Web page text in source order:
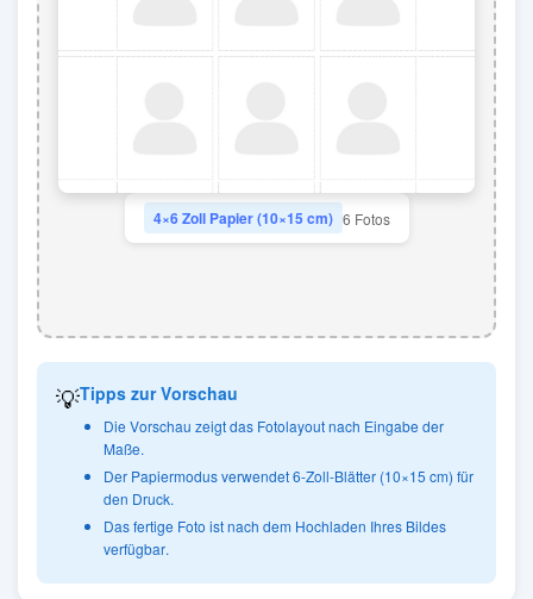
4×6 Zoll Papier (10×15 cm) 6 Fotos
💡Tipps zur Vorschau
Die Vorschau zeigt das Fotolayout nach Eingabe der
Maße.
Der Papiermodus verwendet 6-Zoll-Blätter (10×15 cm) für
den Druck.
Das fertige Foto ist nach dem Hochladen Ihres Bildes
verfügbar.